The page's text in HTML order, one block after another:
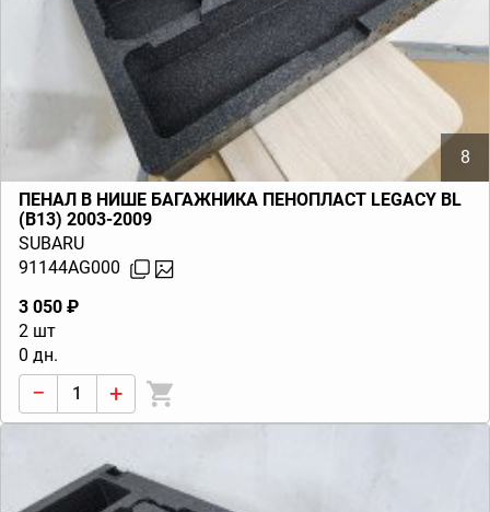
8
ПЕНАЛ В НИШЕ БАГАЖНИКА ПЕНОПЛАСТ LEGACY BL
(B13) 2003-2009
SUBARU
91144AG000
3 050 ₽
2 шт
0 дн.
− +